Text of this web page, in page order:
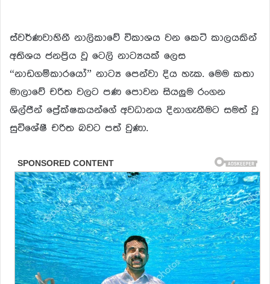
ස්වර්ණවාහිනී නාලිකාවේ විකාශය වන කෙටි කාලයකින්
අතිශය ජනප්‍රිය වූ ටෙලි නාට්‍යයක් ලෙස
“නාඩගම්කාරයෝ” නාට්‍ය පෙන්වා දිය හැක. මෙම කතා
මාලාවේ චරිත වලට පණ පොවන සියලුම රංගන
ශිල්පීන් ප්‍රේක්ෂකයන්ගේ අවධානය දිනාගැනීමට සමත් වූ
සුවිශේෂී චරිත බවට පත් වුණා.